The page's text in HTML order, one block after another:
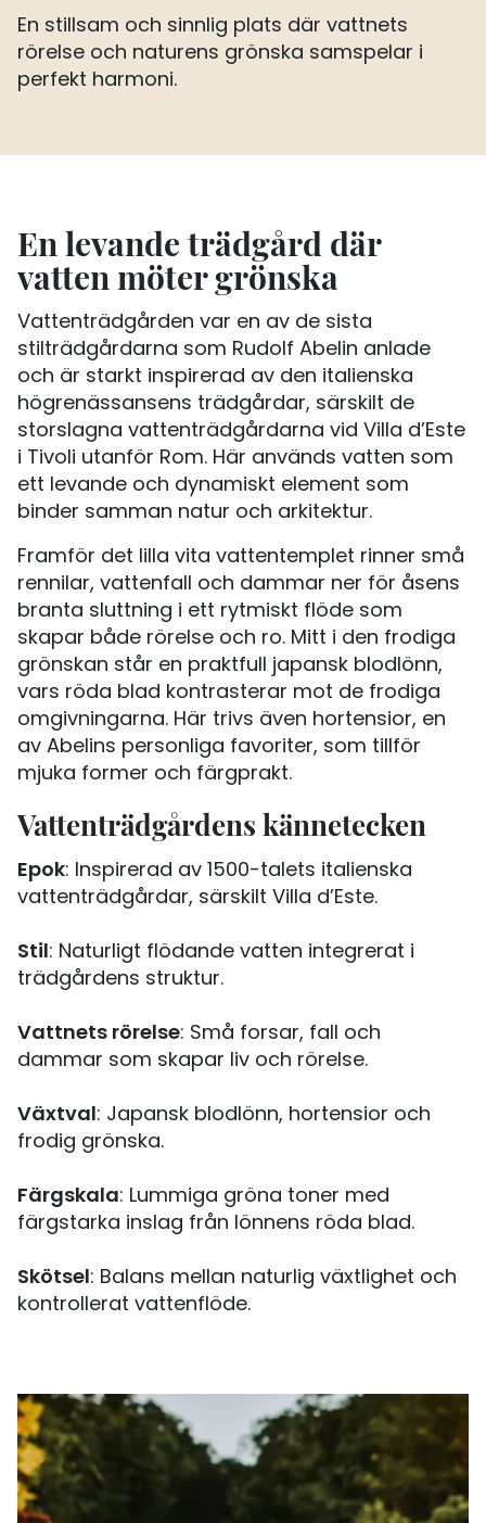
En stillsam och sinnlig plats där vattnets
rörelse och naturens grönska samspelar i
perfekt harmoni.
En levande trädgård där
vatten möter grönska
Vattenträdgården var en av de sista
stilträdgårdarna som Rudolf Abelin anlade
och är starkt inspirerad av den italienska
högrenässansens trädgårdar, särskilt de
storslagna vattenträdgårdarna vid Villa d’Este
i Tivoli utanför Rom. Här används vatten som
ett levande och dynamiskt element som
binder samman natur och arkitektur.
Framför det lilla vita vattentemplet rinner små
rennilar, vattenfall och dammar ner för åsens
branta sluttning i ett rytmiskt flöde som
skapar både rörelse och ro. Mitt i den frodiga
grönskan står en praktfull japansk blodlönn,
vars röda blad kontrasterar mot de frodiga
omgivningarna. Här trivs även hortensior, en
av Abelins personliga favoriter, som tillför
mjuka former och färgprakt.
Vattenträdgårdens kännetecken
Epok: Inspirerad av 1500-talets italienska
vattenträdgårdar, särskilt Villa d’Este.
Stil: Naturligt flödande vatten integrerat i
trädgårdens struktur.
Vattnets rörelse: Små forsar, fall och
dammar som skapar liv och rörelse.
Växtval: Japansk blodlönn, hortensior och
frodig grönska.
Färgskala: Lummiga gröna toner med
färgstarka inslag från lönnens röda blad.
Skötsel: Balans mellan naturlig växtlighet och
kontrollerat vattenflöde.